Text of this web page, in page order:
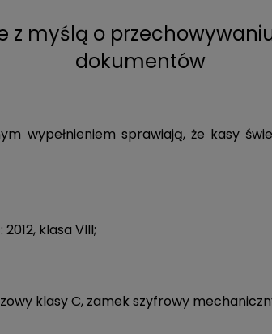
z myślą o
dokumentów
wypełnieniem sprawiają, że kasy
klasa VIII;
klasy C, zamek szyfrowy